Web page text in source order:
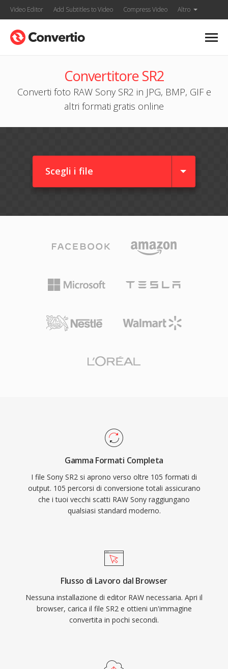
Video Editor Add Subtitles to Video Compress Video Altro
Convertitore SR2
Converti foto RAW Sony SR2 in JPG, BMP, GIF e
altri formati gratis online
Scegli i file
Gamma Formati Completa
I file Sony SR2 si aprono verso oltre 105 formati di
output. 105 percorsi di conversione totali assicurano
che i tuoi vecchi scatti RAW Sony raggiungano
qualsiasi standard moderno.
Flusso di Lavoro dal Browser
Nessuna installazione di editor RAW necessaria. Apri il
browser, carica il file SR2 e ottieni un'immagine
convertita in pochi secondi.